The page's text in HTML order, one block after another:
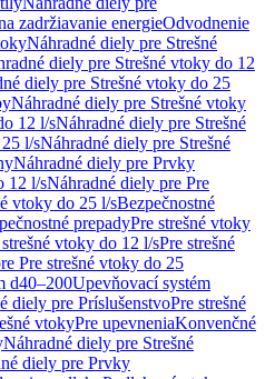
zadržiavanie energieOdvodnenie
Náhradné diely pre Strešné
diely pre Strešné vtoky do 12
diely pre Strešné vtoky do 25
Náhradné diely pre Strešné vtoky
12 l/sNáhradné diely pre Strešné
l/sNáhradné diely pre Strešné
Náhradné diely pre Prvky
12 l/sNáhradné diely pre Pre
vtoky do 25 l/sBezpečnostné
prepadyPre strešné vtoky
vtoky do 12 l/sPre strešné
Pre strešné vtoky do 25
d40–200Upevňovací systém
diely pre PríslušenstvoPre strešné
vtokyPre upevneniaKonvenčné
Náhradné diely pre Strešné
diely pre Prvky